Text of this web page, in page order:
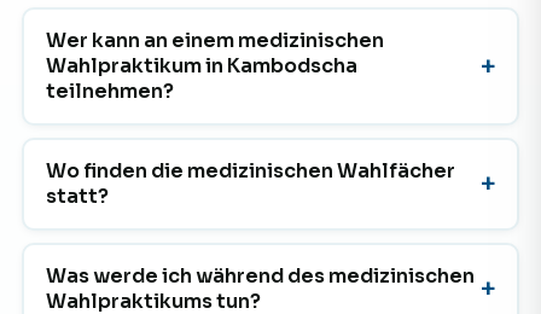
Wer kann an einem medizinischen
Wahlpraktikum in Kambodscha
teilnehmen?
Wo finden die medizinischen Wahlfächer
statt?
Was werde ich während des medizinischen
Wahlpraktikums tun?